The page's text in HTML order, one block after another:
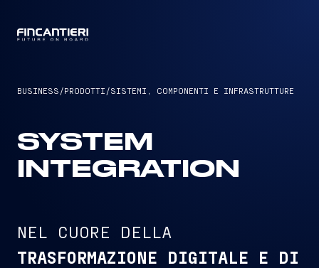
BUSINESS /PRODOTTI /SISTEMI, COMPONENTI E INFRASTRUTTURE
SYSTEM
INTEGRATION
NEL CUORE DELLA
TRASFORMAZIONE DIGITALE E DI